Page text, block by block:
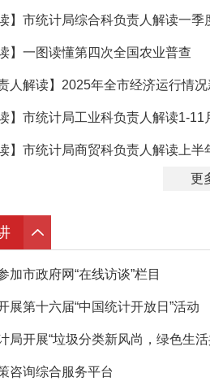
】市统计局综合科负责人解读一
】一图读懂第四次全国农业普查
人解读】2025年全市经济运行情
】市统计局工业科负责人解读1-
】市统计局商贸科负责人解读上
更
加市政府网“在线访谈”栏目
展第十六届“中国统计开放日”活动
局开展“垃圾分类新风尚，绿色生
咨询综合服务平台